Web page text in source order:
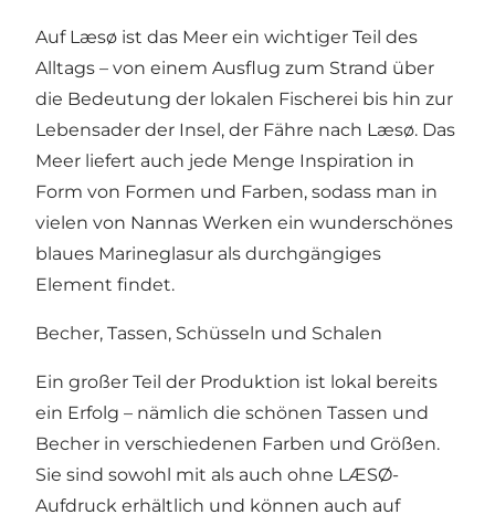
Auf Læsø ist das Meer ein wichtiger Teil des
Alltags – von einem Ausflug zum Strand über
die Bedeutung der lokalen Fischerei bis hin zur
Lebensader der Insel, der Fähre nach Læsø. Das
Meer liefert auch jede Menge Inspiration in
Form von Formen und Farben, sodass man in
vielen von Nannas Werken ein wunderschönes
blaues Marineglasur als durchgängiges
Element findet.
Becher, Tassen, Schüsseln und Schalen
Ein großer Teil der Produktion ist lokal bereits
ein Erfolg – nämlich die schönen Tassen und
Becher in verschiedenen Farben und Größen.
Sie sind sowohl mit als auch ohne LÆSØ-
Aufdruck erhältlich und können auch auf